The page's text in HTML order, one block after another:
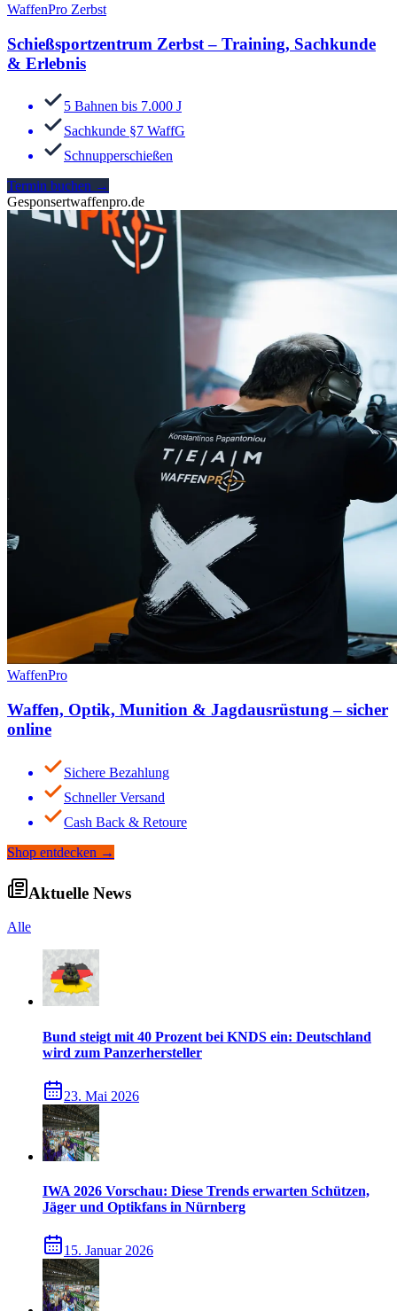
WaffenPro Zerbst
Schießsportzentrum Zerbst – Training, Sachkunde
& Erlebnis
5 Bahnen bis 7.000 J
Sachkunde §7 WaffG
Schnupperschießen
Termin buchen →
Gesponsertwaffenpro.de
WaffenPro
Waffen, Optik, Munition & Jagdausrüstung – sicher
online
Sichere Bezahlung
Schneller Versand
Cash Back & Retoure
Shop entdecken →
Aktuelle News
Alle
Bund steigt mit 40 Prozent bei KNDS ein: Deutschland
wird zum Panzerhersteller
23. Mai 2026
IWA 2026 Vorschau: Diese Trends erwarten Schützen,
Jäger und Optikfans in Nürnberg
15. Januar 2026